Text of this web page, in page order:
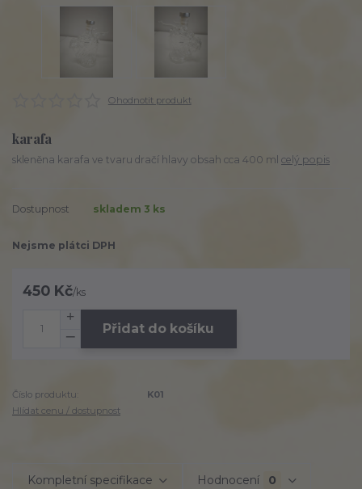
Ohodnotit produkt
karafa
skleněna karafa ve tvaru dračí hlavy obsah cca 400 ml celý popis
Dostupnost skladem 3 ks
Nejsme plátci DPH
450 Kč/ks
Přidat do košíku
Číslo produktu:
K01
Hlídat cenu / dostupnost
Kompletní specifikace Hodnocení 0